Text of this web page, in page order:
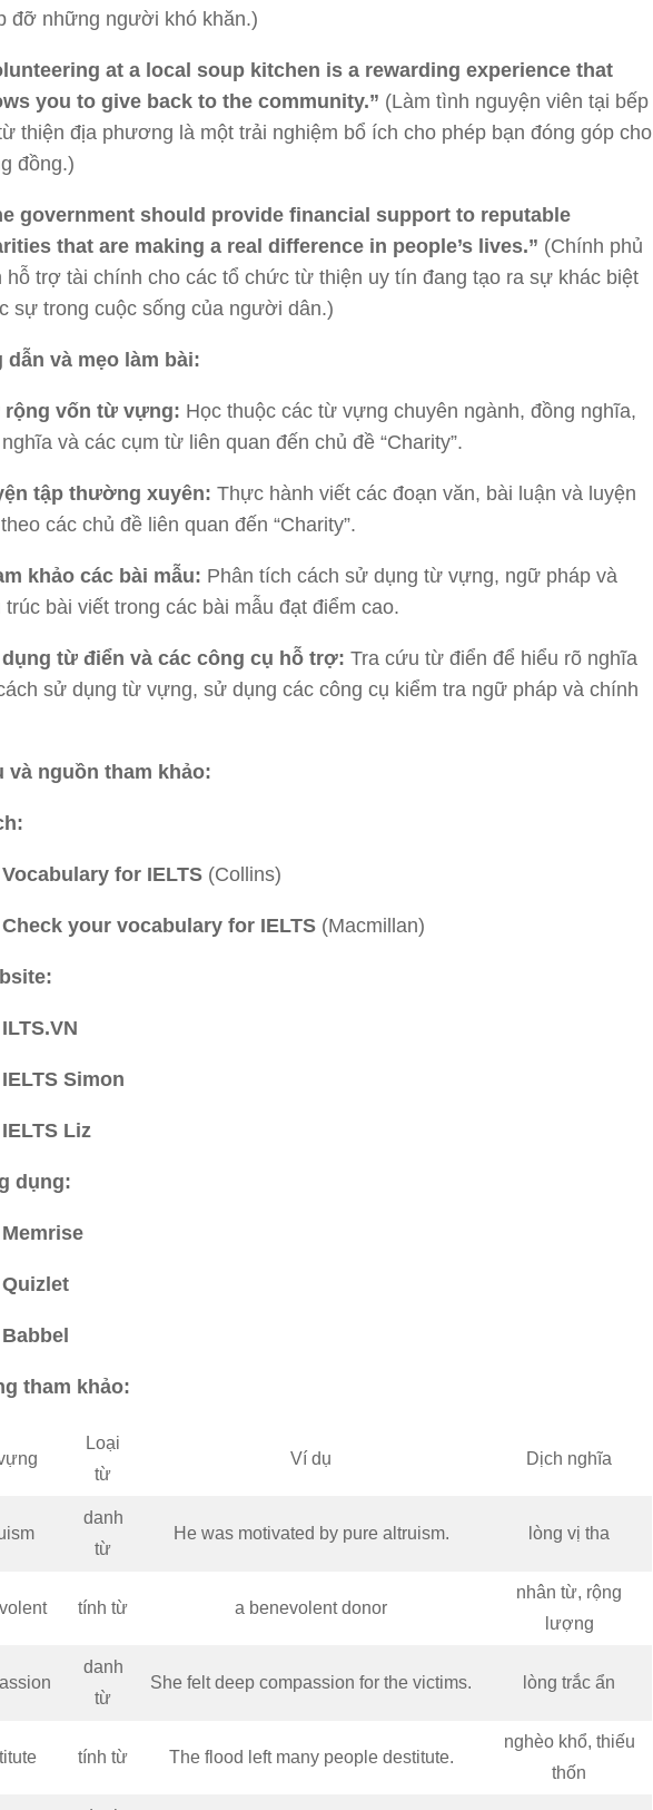
đỡ những người khó khăn.)
at a local soup kitchen is a rewarding experience that
you to give back to the community.” (Làm tình nguyện viên tại bếp
thiện địa phương là một trải nghiệm bổ ích cho phép bạn đóng góp cho
đồng.)
government should provide financial support to reputable
that are making a real difference in people’s lives.” (Chính phủ
hỗ trợ tài chính cho các tổ chức từ thiện uy tín đang tạo ra sự khác biệt
sự trong cuộc sống của người dân.)
dẫn và mẹo làm bài:
rộng vốn từ vựng: Học thuộc các từ vựng chuyên ngành, đồng nghĩa,
và các cụm từ liên quan đến chủ đề “Charity”.
tập thường xuyên: Thực hành viết các đoạn văn, bài luận và luyện
các chủ đề liên quan đến “Charity”.
khảo các bài mẫu: Phân tích cách sử dụng từ vựng, ngữ pháp và
trúc bài viết trong các bài mẫu đạt điểm cao.
từ điển và các công cụ hỗ trợ: Tra cứu từ điển để hiểu rõ nghĩa
sử dụng từ vựng, sử dụng các công cụ kiểm tra ngữ pháp và chính
và nguồn tham khảo:
Vocabulary for IELTS (Collins)
Check your vocabulary for IELTS (Macmillan)
ILTS.VN
IELTS Simon
IELTS Liz
dụng:
Memrise
Quizlet
Babbel
tham khảo:
Loại
từ
Ví dụ Dịch nghĩa
danh
từ
He was motivated by pure altruism. lòng vị tha
tính từ a benevolent donor
nhân từ, rộng
lượng
danh
từ
She felt deep compassion for the victims. lòng trắc ẩn
tính từ The flood left many people destitute.
nghèo khổ, thiếu
thốn